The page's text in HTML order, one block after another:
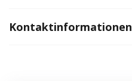
Kontaktinformationen